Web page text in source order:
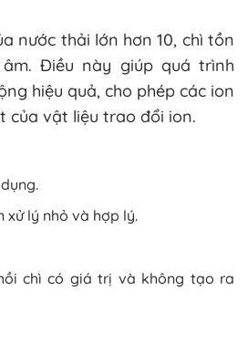
nước thải lớn hơn 10, chì tồn
Điều này giúp quá trình
hiệu quả, cho phép các ion
của vật liệu trao đổi ion.
xử lý nhỏ và hợp lý.
chì có giá trị và không tạo ra